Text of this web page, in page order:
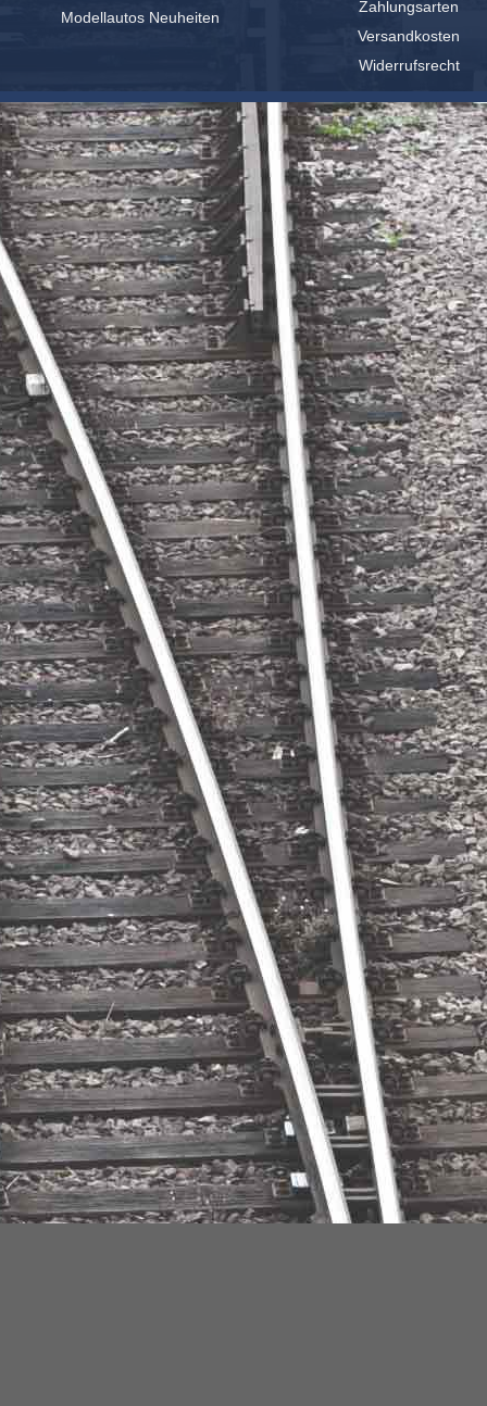
Modellautos Neuheiten
Zahlungsarten
Versandkosten
Widerrufsrecht